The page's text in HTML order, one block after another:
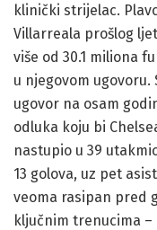
klinički strijelac.
Villarreala prošlog
više od 30.1 miliona
u njegovom
ugovor na osam
odluka koju bi
nastupio u 39
13 golova, uz pet
veoma rasipan pred
ključnim trenucima –